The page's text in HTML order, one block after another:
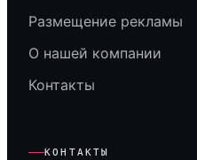
Размещение рекламы
О нашей компании
Контакты
КОНТАКТЫ